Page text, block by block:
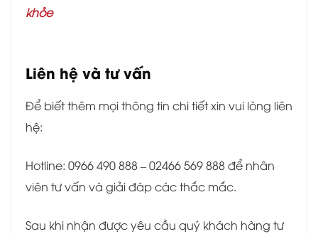
khỏe
Liên hệ và tư vấn
Để biết thêm mọi thông tin chi tiết xin vui lòng liên
hệ:
Hotline: 0966 490 888 – 02466 569 888 để nhân
viên tư vấn và giải đáp các thắc mắc.
Sau khi nhận được yêu cầu quý khách hàng tư